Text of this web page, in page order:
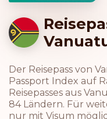
Der Reisepass von
Passport Index auf
Reisepasses aus
84 Ländern. Für
nur mit Visum